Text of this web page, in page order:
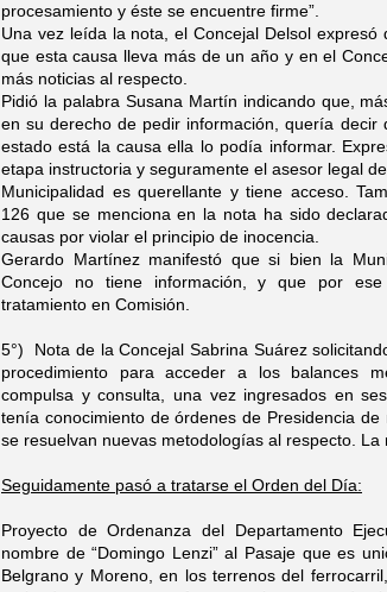
procesamiento y éste se encuentre firme”.
Una vez leída la nota, el Concejal Delsol expresó
que esta causa lleva más de un año y en el
más noticias al respecto.
Pidió la palabra Susana Martín indicando que,
en su derecho de pedir información, quería decir
estado está la causa ella lo podía informar.
etapa instructoria y seguramente el asesor legal
Municipalidad es querellante y tiene acceso.
126 que se menciona en la nota ha sido
causas por violar el principio de inocencia.
Gerardo Martínez manifestó que si bien la
Concejo no tiene información, y que por
tratamiento en Comisión.
5°) Nota de la Concejal Sabrina Suárez
procedimiento para acceder a los balances
compulsa y consulta, una vez ingresados en
tenía conocimiento de órdenes de Presidencia
se resuelvan nuevas metodologías al respecto. La
Seguidamente pasó a tratarse el Orden del Día:
Proyecto de Ordenanza del Departamento
nombre de “Domingo Lenzi” al Pasaje que es
Belgrano y Moreno, en los terrenos del